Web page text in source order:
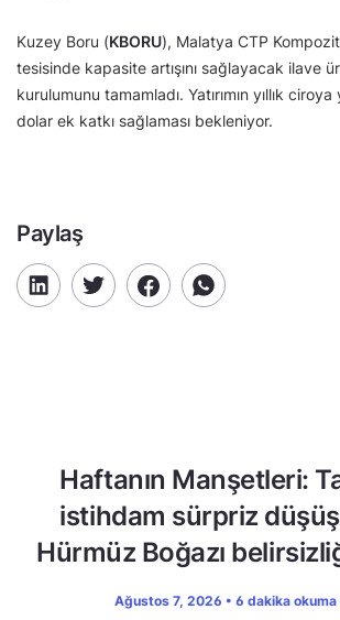
Kuzey Boru (KBORU), Malatya CTP
tesisinde kapasite artışını sağlayacak ilave
kurulumunu tamamladı. Yatırımın yıllık
dolar ek katkı sağlaması bekleniyor.
Paylaş
Haftanın Manşetleri:
istihdam sürpriz
Hürmüz Boğazı
Ağustos 7, 2026 • 6 dakika okuma